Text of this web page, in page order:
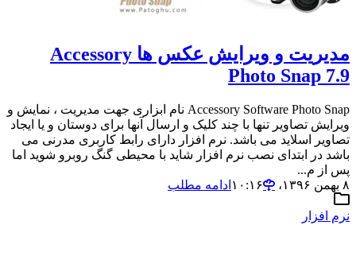
مدیریت و ویرایش عکس ها Accessory
Photo Snap 7.9
Accessory Software Photo Snap نام ابزاری جهت مدیریت ، نمایش و
ویرایش تصاویر تنها با چند کلیک و ارسال آنها برای دوستان و یا ایجاد
تصاویر اسلاید می باشد. نرم افزار دارای رابط کاربری مدرنی می
باشد در ابتدای نصب نرم افزار شاید با محیطی گنگ روبرو شوید اما
پس از م...
۸ بهمن ۱۳۹۶،‏ ۱۰:۱۶
ادامه مطلب
نرم افزار